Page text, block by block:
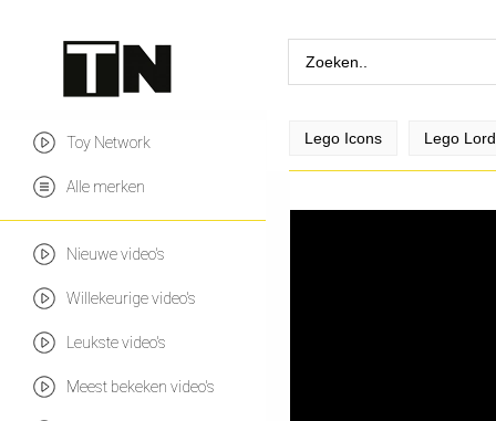
Toy Network
Alle merken
Nieuwe video's
Willekeurige video's
Leukste video's
Meest bekeken video's
Lego Icons Lego